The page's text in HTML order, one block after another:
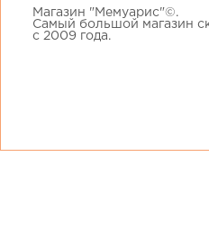
Магазин "Мемуарис"©.
Самый большой магазин
с 2009 года.